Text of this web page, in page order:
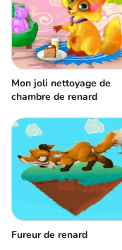
Mon joli nettoyage de
chambre de renard
Fureur de renard